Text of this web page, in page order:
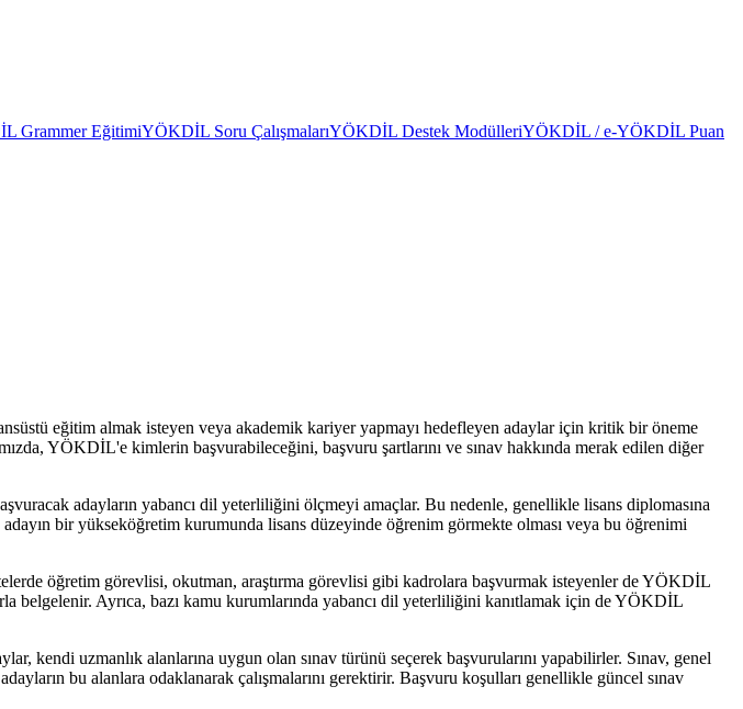
Grammer EğitimiYÖKDİL Soru ÇalışmalarıYÖKDİL Destek ModülleriYÖKDİL / e-YÖKDİL Puan
eğitim almak isteyen veya akademik kariyer yapmayı hedefleyen adaylar için kritik bir öneme
YÖKDİL'e kimlerin başvurabileceğini, başvuru şartlarını ve sınav hakkında merak edilen diğer
adayların yabancı dil yeterliliğini ölçmeyi amaçlar. Bu nedenle, genellikle lisans diplomasına
bir yükseköğretim kurumunda lisans düzeyinde öğrenim görmekte olması veya bu öğrenimi
öğretim görevlisi, okutman, araştırma görevlisi gibi kadrolara başvurmak isteyenler de YÖKDİL
belgelenir. Ayrıca, bazı kamu kurumlarında yabancı dil yeterliliğini kanıtlamak için de YÖKDİL
kendi uzmanlık alanlarına uygun olan sınav türünü seçerek başvurularını yapabilirler. Sınav, genel
bu alanlara odaklanarak çalışmalarını gerektirir. Başvuru koşulları genellikle güncel sınav